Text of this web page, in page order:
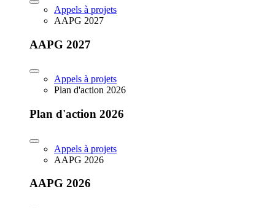
Appels à projets
AAPG 2027
AAPG 2027
Appels à projets
Plan d'action 2026
Plan d'action 2026
Appels à projets
AAPG 2026
AAPG 2026